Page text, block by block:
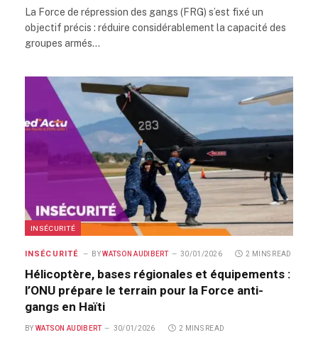
La Force de répression des gangs (FRG) s’est fixé un
objectif précis : réduire considérablement la capacité des
groupes armés…
INSÉCURITÉ
INSÉCURITÉ BY WATSON AUDIBERT 30/01/2026 2 MINS READ
Hélicoptère, bases régionales et équipements :
l’ONU prépare le terrain pour la Force anti-
gangs en Haïti
BY WATSON AUDIBERT 30/01/2026 2 MINS READ